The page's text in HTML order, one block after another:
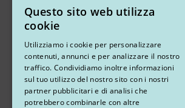
Instagram
Segui su Instagram
Questo sito web utilizza
cookie
Utilizziamo i cookie per personalizzare
contenuti, annunci e per analizzare il nostro
traffico. Condividiamo inoltre informazioni
sul tuo utilizzo del nostro sito con i nostri
partner pubblicitari e di analisi che
potrebbero combinarle con altre